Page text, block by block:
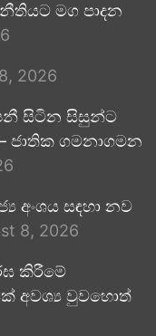
මග පාදන
2026
සිටින සිසුන්ට
– ජාතික ගමනාගමන
අංශය සඳහා නව
8, 2026
කිරීමේ
අවශ්‍ය වුවහොත්